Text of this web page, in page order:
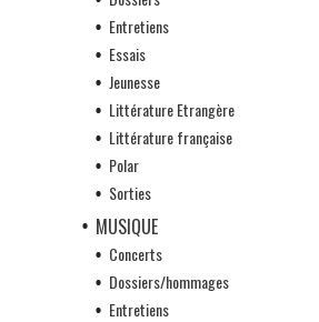
Entretiens
Essais
Jeunesse
Littérature Etrangère
Littérature française
Polar
Sorties
MUSIQUE
Concerts
Dossiers/hommages
Entretiens